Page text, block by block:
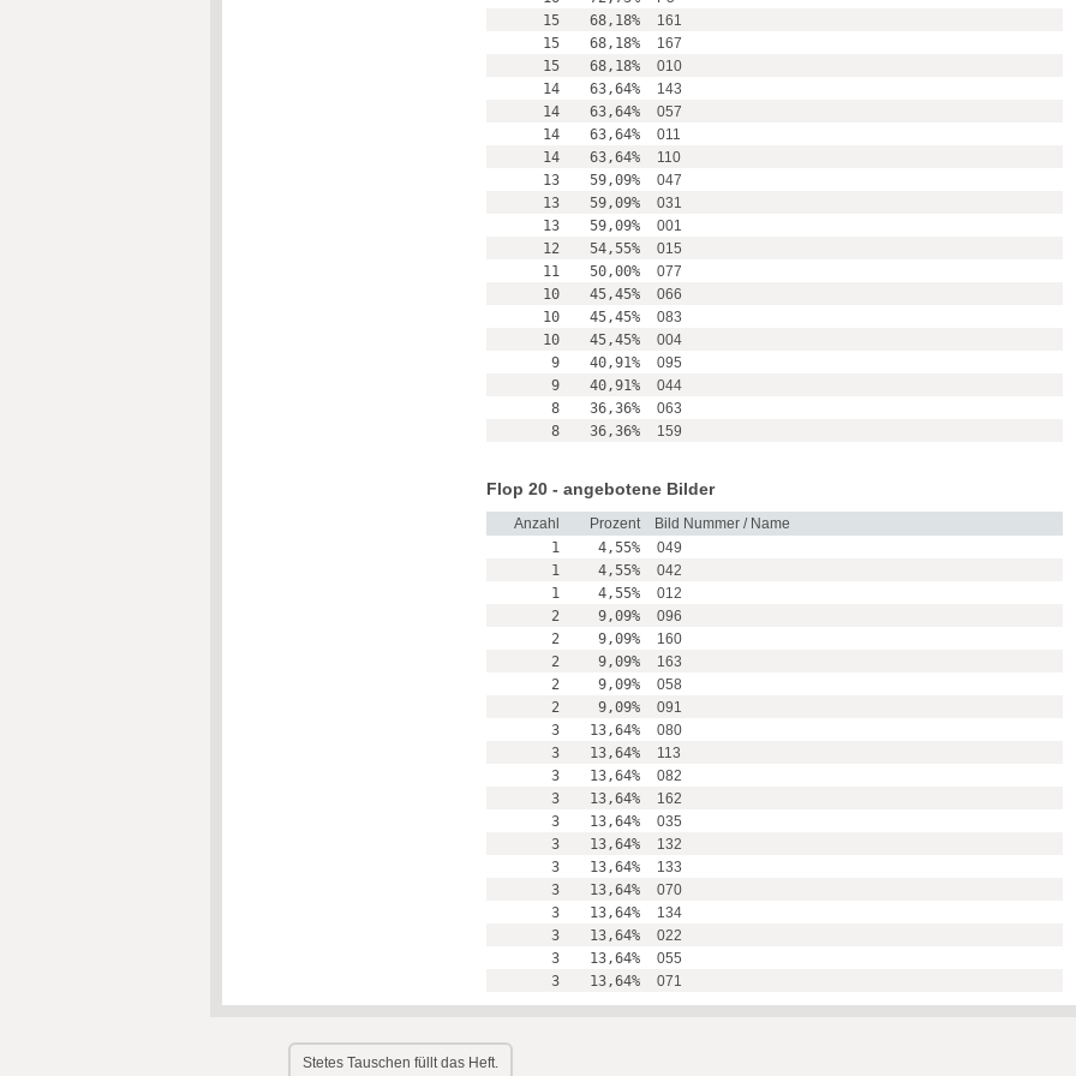
15
68,18%
161
15
68,18%
167
15
68,18%
010
14
63,64%
143
14
63,64%
057
14
63,64%
011
14
63,64%
110
13
59,09%
047
13
59,09%
031
13
59,09%
001
12
54,55%
015
11
50,00%
077
10
45,45%
066
10
45,45%
083
10
45,45%
004
9
40,91%
095
9
40,91%
044
8
36,36%
063
8
36,36% 159
Flop 20 - angebotene Bilder
Anzahl Prozent
Bild Nummer / Name
1
4,55%
049
1
4,55%
042
1
4,55%
012
2
9,09%
096
2
9,09%
160
2
9,09%
163
2
9,09%
058
2
9,09%
091
3
13,64%
080
3
13,64%
113
3
13,64%
082
3
13,64%
162
3
13,64%
035
3
13,64%
132
3
13,64%
133
3
13,64%
070
3
13,64%
134
3
13,64%
022
3
13,64%
055
3
13,64% 071
Stetes Tauschen füllt das Heft.